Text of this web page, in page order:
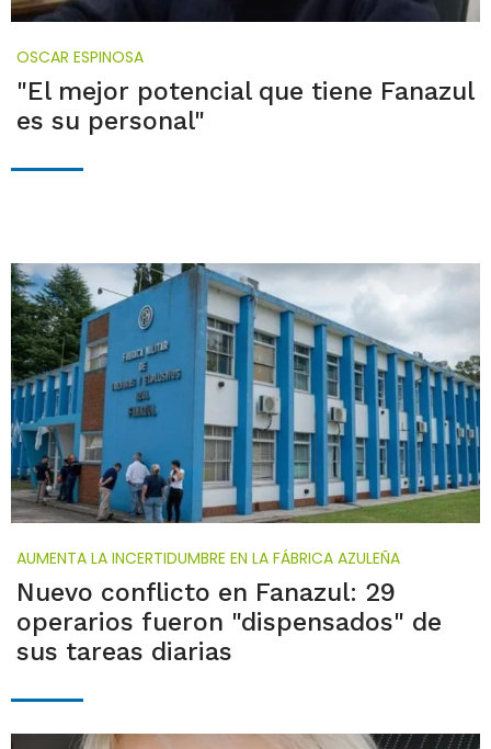
OSCAR ESPINOSA
"El mejor potencial que tiene Fanazul
es su personal"
AUMENTA LA INCERTIDUMBRE EN LA FÁBRICA AZULEÑA
Nuevo conflicto en Fanazul: 29
operarios fueron "dispensados" de
sus tareas diarias